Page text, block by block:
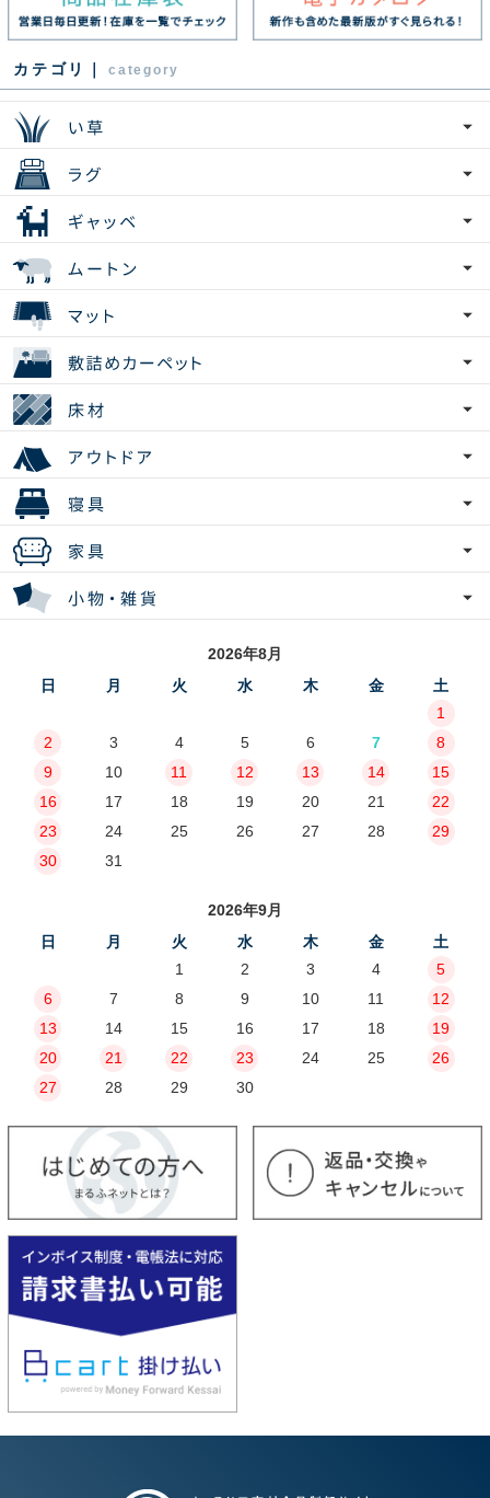
カテゴリ｜ category
2026年8月
日
月 火 水 木 金
土
1
2
3 4 5 6 7
8
9
10 11 12 13 14
15
16
17 18 19 20 21
22
23
24 25 26 27 28
29
30
31
2026年9月
日
月 火 水 木 金
土
1
2 3 4
5
6
7 8 9 10 11
12
13
14 15 16 17 18
19
20
21 22 23 24 25
26
27
28 29 30